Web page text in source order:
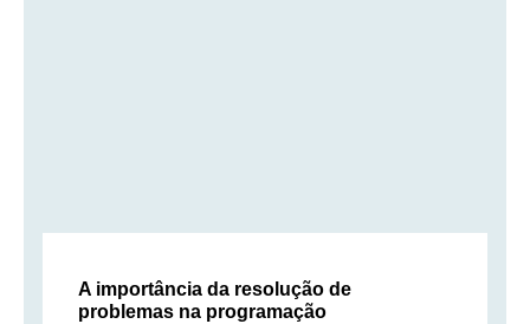
A importância da resolução de
problemas na programação